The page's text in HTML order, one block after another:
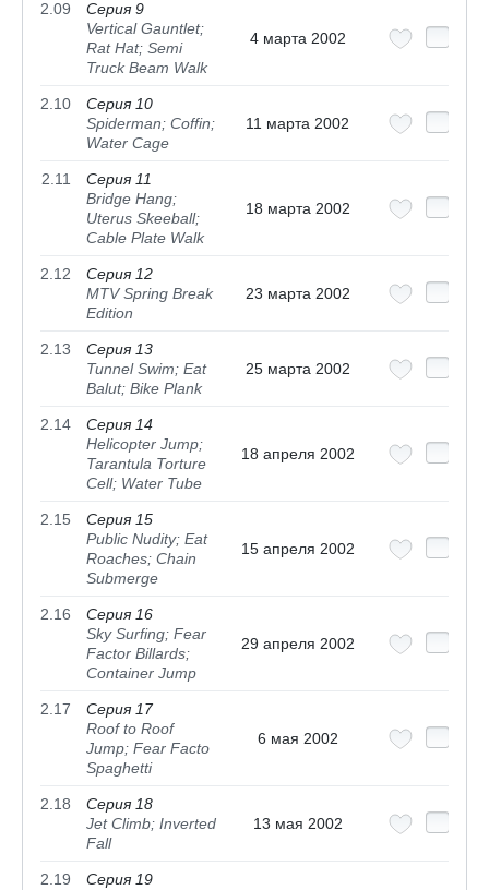
2.09
Серия 9
Vertical Gauntlet;
Rat Hat; Semi
Truck Beam Walk
4 марта 2002
2.10
Серия 10
Spiderman; Coffin;
Water Cage
11 марта 2002
2.11
Серия 11
Bridge Hang;
Uterus Skeeball;
Cable Plate Walk
18 марта 2002
2.12
Серия 12
MTV Spring Break
Edition
23 марта 2002
2.13
Серия 13
Tunnel Swim; Eat
Balut; Bike Plank
25 марта 2002
2.14
Серия 14
Helicopter Jump;
Tarantula Torture
Cell; Water Tube
18 апреля 2002
2.15
Серия 15
Public Nudity; Eat
Roaches; Chain
Submerge
15 апреля 2002
2.16
Серия 16
Sky Surfing; Fear
Factor Billards;
Container Jump
29 апреля 2002
2.17
Серия 17
Roof to Roof
Jump; Fear Facto
Spaghetti
6 мая 2002
2.18
Серия 18
Jet Climb; Inverted
Fall
13 мая 2002
2.19 Серия 19